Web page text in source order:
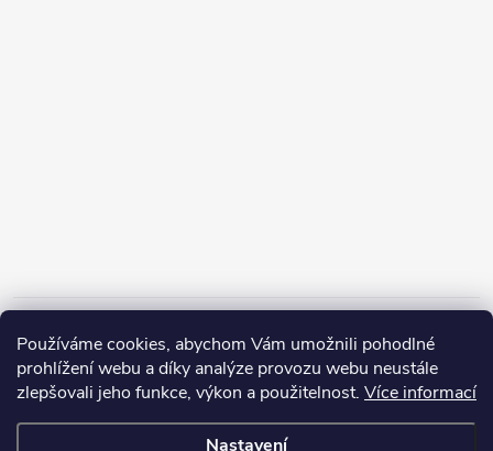
Používáme cookies, abychom Vám umožnili pohodlné
prohlížení webu a díky analýze provozu webu neustále
zlepšovali jeho funkce, výkon a použitelnost. Více informací
Nastavení